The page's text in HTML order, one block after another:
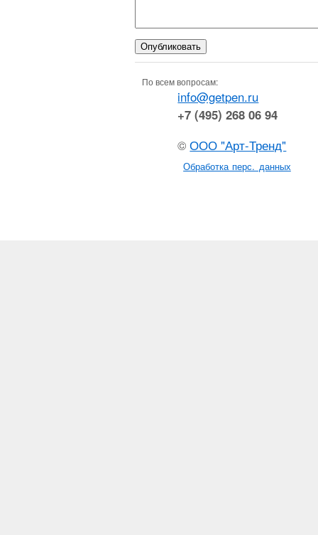
По всем вопросам:
info@getpen.ru
+7 (495) 268 06 94
©ООО "Арт-Тренд"
Обработка перс. данных